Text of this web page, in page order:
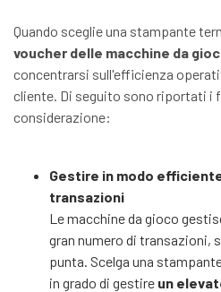
Quando sceglie una stampante
voucher delle macchine da
concentrarsi sull'efficienza
cliente. Di seguito sono riportati i
considerazione:
Gestire in modo
transazioni
Le macchine da gioco
gran numero di transazioni,
punta. Scelga una
in grado di gestire un